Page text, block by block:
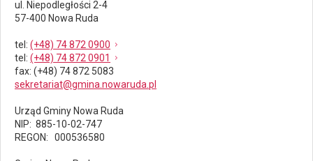
ul. Niepodległości 2-4
57-400 Nowa Ruda
tel : (+48) 74 872 0900
tel : (+48) 74 872 0901
fax: (+48) 74 872 5083
sekretariat@gmina.nowaruda.pl
Urząd Gminy Nowa Ruda
NIP: 885-10-02-747
REGON: 000536580